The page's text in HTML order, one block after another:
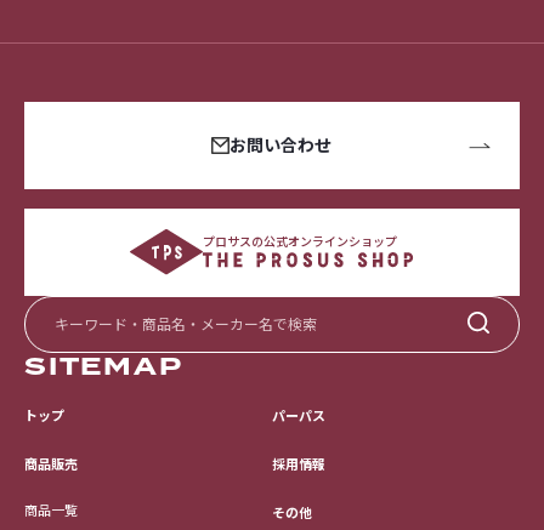
お問い合わせ
プロサスの公式オンラインショップ
SITEMAP
トップ
商品販売
商品一覧
パーパス
採用情報
その他